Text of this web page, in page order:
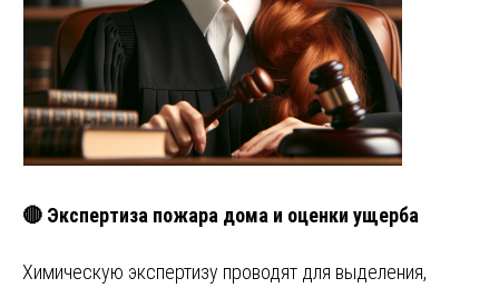
🔴 Экспертиза пожара дома и оценки ущерба
Химическую экспертизу проводят для выделения,